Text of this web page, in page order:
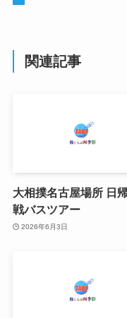
関連記事
大相撲名古屋場所 日
戦バスツアー
2026年6月3日